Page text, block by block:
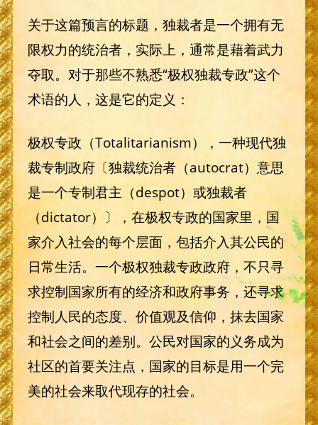
关于这篇预言的标题，独裁者是一个拥有无
限权力的统治者，实际上，通常是藉着武力
夺取。对于那些不熟悉“极权独裁专政”这个
术语的人，这是它的定义：
极权专政（Totalitarianism），一种现代独
裁专制政府〔独裁统治者（autocrat）意思
是一个专制君主（despot）或独裁者
（dictator）〕，在极权专政的国家里，国
家介入社会的每个层面，包括介入其公民的
日常生活。一个极权独裁专政政府，不只寻
求控制国家所有的经济和政府事务，还寻求
控制人民的态度、价值观及信仰，抹去国家
和社会之间的差别。公民对国家的义务成为
社区的首要关注点，国家的目标是用一个完
美的社会来取代现存的社会。